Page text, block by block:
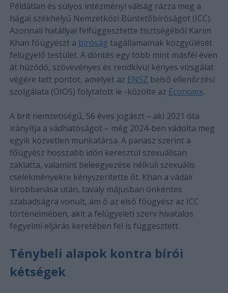
Példátlan és súlyos intézményi válság rázza meg a
hágai székhelyű Nemzetközi Büntetőbíróságot (ICC).
Azonnali hatállyal felfüggesztette tisztségéből Karim
Khan főügyészt a bíróság tagállamainak közgyűlését
felügyelő testület. A döntés egy több mint másfél éven
át húzódó, szövevényes és rendkívül kényes vizsgálat
végére tett pontot, amelyet az ENSZ belső ellenőrzési
szolgálata (OIOS) folytatott le -közölte az Economx.
A brit nemzetiségű, 56 éves jogászt – aki 2021 óta
irányítja a vádhatóságot – még 2024-ben vádolta meg
egyik közvetlen munkatársa. A panasz szerint a
főügyész hosszabb időn keresztül szexuálisan
zaklatta, valamint beleegyezése nélküli szexuális
cselekményekre kényszerítette őt. Khan a vádak
kirobbanása után, tavaly májusban önkéntes
szabadságra vonult, ám ő az első főügyész az ICC
történelmében, akit a felügyeleti szerv hivatalos
fegyelmi eljárás keretében fel is függesztett.
Ténybeli alapok kontra bírói
kétségek